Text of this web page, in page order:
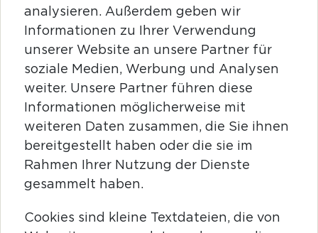
analysieren. Außerdem geben wir
Informationen zu Ihrer Verwendung
unserer Website an unsere Partner für
soziale Medien, Werbung und Analysen
weiter. Unsere Partner führen diese
Informationen möglicherweise mit
weiteren Daten zusammen, die Sie ihnen
bereitgestellt haben oder die sie im
Rahmen Ihrer Nutzung der Dienste
gesammelt haben.
Cookies sind kleine Textdateien, die von